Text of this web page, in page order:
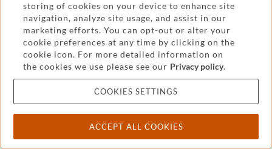
Legal and regulatory
Pricing
Cookies and privacy
Accessibility
Attorney advertising
storing of cookies on your device to enhance site
navigation, analyze site usage, and assist in our
marketing efforts. You can opt-out or alter your
cookie preferences at any time by clicking on the
cookie icon. For more detailed information on
the cookies we use please see our Privacy policy.
COOKIES SETTINGS
ACCEPT ALL COOKIES